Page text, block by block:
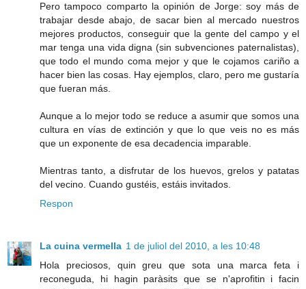
Pero tampoco comparto la opinión de Jorge: soy más de
trabajar desde abajo, de sacar bien al mercado nuestros
mejores productos, conseguir que la gente del campo y el
mar tenga una vida digna (sin subvenciones paternalistas),
que todo el mundo coma mejor y que le cojamos cariño a
hacer bien las cosas. Hay ejemplos, claro, pero me gustaría
que fueran más.
Aunque a lo mejor todo se reduce a asumir que somos una
cultura en vías de extinción y que lo que veis no es más
que un exponente de esa decadencia imparable.
Mientras tanto, a disfrutar de los huevos, grelos y patatas
del vecino. Cuando gustéis, estáis invitados.
Respon
La cuina vermella 1 de juliol del 2010, a les 10:48
Hola preciosos, quin greu que sota una marca feta i
reconeguda, hi hagin paràsits que se n'aprofitin i facin